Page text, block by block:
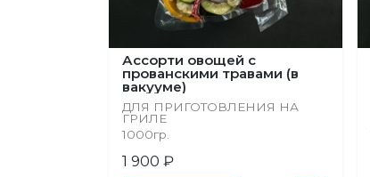
Ассорти овощей с
прованскими травами (в
вакууме)
ДЛЯ ПРИГОТОВЛЕНИЯ НА
ГРИЛЕ
1000гр.
1 900 ₽